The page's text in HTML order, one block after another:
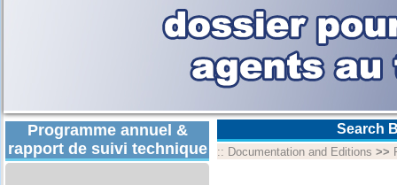
Programme annuel &
rapport de suivi technique
Search
:: Documentation and Editions >>